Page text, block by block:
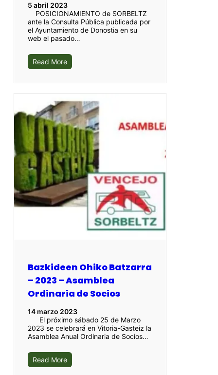
5 abril 2023
POSICIONAMIENTO de SORBELTZ
ante la Consulta Pública publicada por
el Ayuntamiento de Donostia en su
web el pasado…
Read More
Bazkideen Ohiko Batzarra
– 2023 – Asamblea
Ordinaria de Socios
14 marzo 2023
El próximo sábado 25 de Marzo
2023 se celebrará en Vitoria-Gasteiz la
Asamblea Anual Ordinaria de Socios…
Read More